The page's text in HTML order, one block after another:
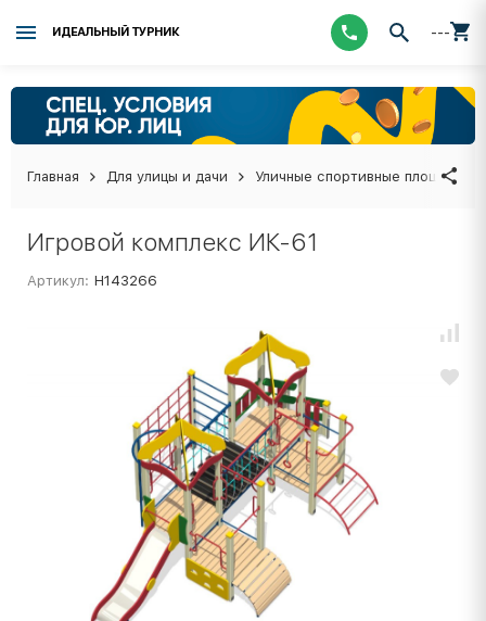
ИДЕАЛЬНЫЙ ТУРНИК ---
Главная Для улицы и дачи Уличные спортивные площадки
Игровой комплекс ИК-61
Артикул: Н143266